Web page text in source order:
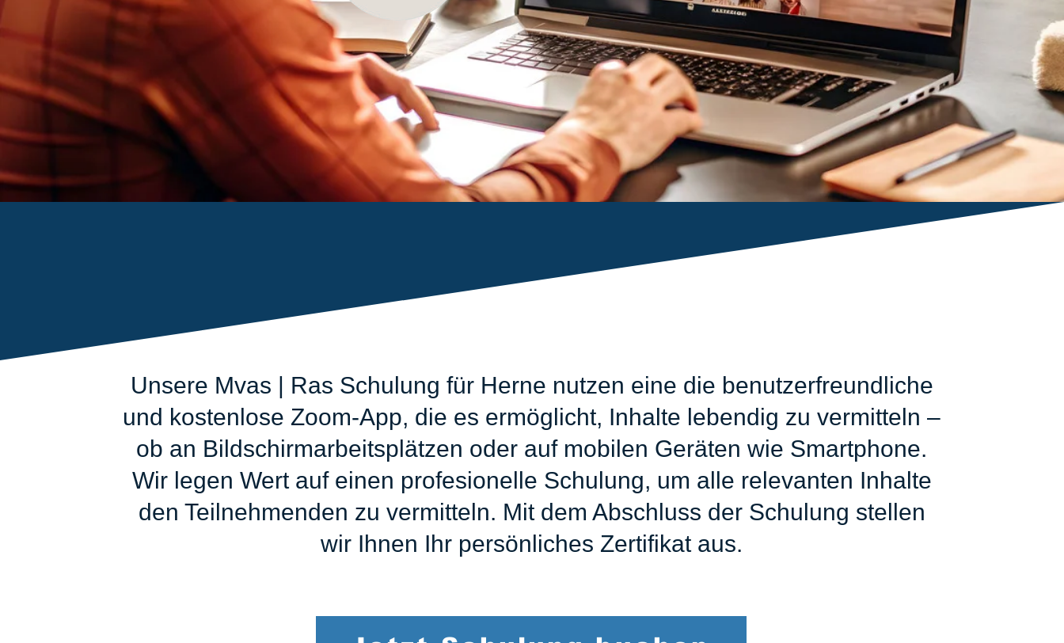
Unsere Mvas | Ras Schulung für Herne nutzen eine die benutzerfreundliche
und kostenlose Zoom-App, die es ermöglicht, Inhalte lebendig zu vermitteln –
ob an Bildschirmarbeitsplätzen oder auf mobilen Geräten wie Smartphone.
Wir legen Wert auf einen profesionelle Schulung, um alle relevanten Inhalte
den Teilnehmenden zu vermitteln. Mit dem Abschluss der Schulung stellen
wir Ihnen Ihr persönliches Zertifikat aus.